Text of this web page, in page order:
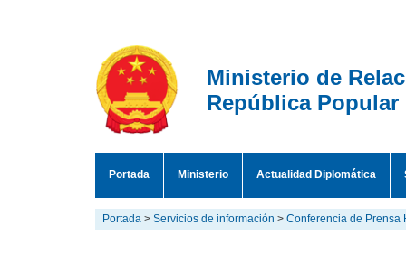
Ministerio de
República Popular
Portada Ministerio Actualidad Diplomática
Portada > Servicios de información > Conferencia de Prensa